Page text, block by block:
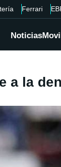
Ferrari
Noticias
a la